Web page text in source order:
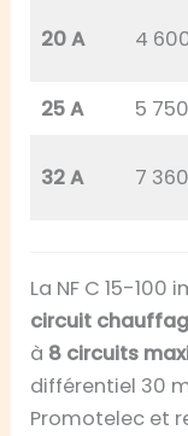
20 A 4
25 A 5
32 A 7
La NF C 15-100
circuit
à 8 circuits
différentiel 30
Promotelec et